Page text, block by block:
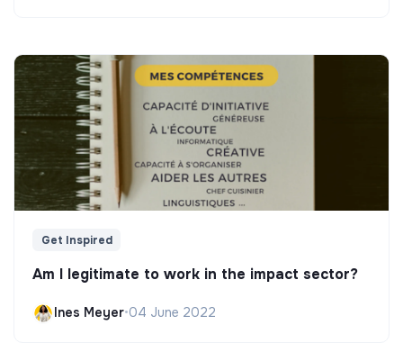
Get Inspired
Am I legitimate to work in the impact sector?
Ines Meyer•04 June 2022